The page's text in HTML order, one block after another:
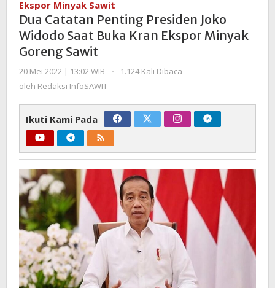
Widodo
Saat
Kran
Goreng
Sawit
Ekspor Minyak Sawit
Dua Catatan Penting Presiden Joko
Widodo Saat Buka Kran Ekspor Minyak
Goreng Sawit
20 Mei 2022 | 13:02 WIB
oleh
-
1.124 Kali Dibaca
oleh Redaksi InfoSAWIT
Ikuti Kami Pada